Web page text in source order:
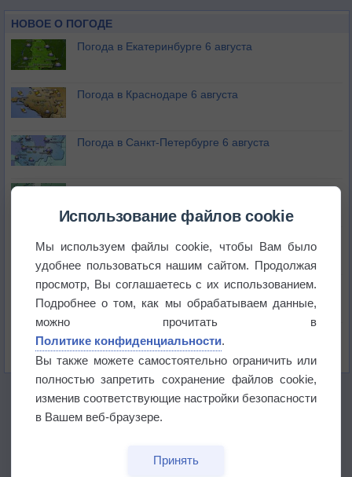
НОВОЕ О ПОГОДЕ
Погода в Екатеринбурге 6 августа
Погода в Краснодаре 6 августа
Погода в Санкт-Петербурге 6 августа
Погода в Москве 6 августа
историю
В Центральной России наступают самые жаркие
дни этого лета
Дневная температура воздуха в ОАЭ превысила
+51°
Использование файлов cookie
Мы используем файлы cookie, чтобы Вам было
удобнее пользоваться нашим сайтом. Продолжая
просмотр, Вы соглашаетесь с их использованием.
Подробнее о том, как мы обрабатываем данные,
можно прочитать в
Политике конфиденциальности.
Вы также можете самостоятельно ограничить или
полностью запретить сохранение файлов cookie,
изменив соответствующие настройки безопасности
в Вашем веб-браузере.
Принять